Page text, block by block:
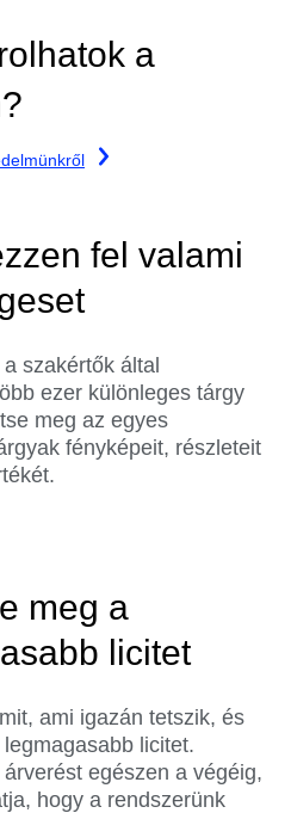
a
fel valami
szakértők által
ezer különleges tárgy
meg az egyes
fényképeit, részleteit
meg a
licitet
ami igazán tetszik, és
licitet.
egészen a végéig,
hogy a rendszerünk